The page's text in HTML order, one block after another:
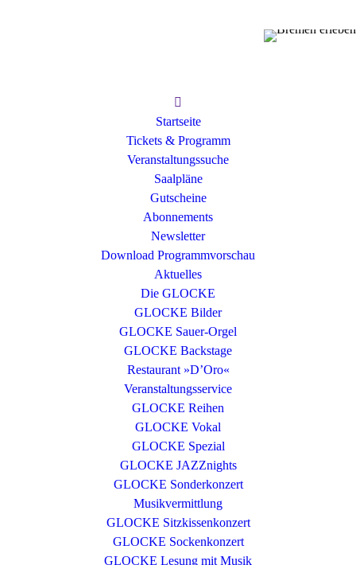
Startseite
Tickets & Programm
Veranstaltungssuche
Saalpläne
Gutscheine
Abonnements
Newsletter
Download Programmvorschau
Aktuelles
Die GLOCKE
GLOCKE Bilder
GLOCKE Sauer-Orgel
GLOCKE Backstage
Restaurant »D’Oro«
Veranstaltungsservice
GLOCKE Reihen
GLOCKE Vokal
GLOCKE Spezial
GLOCKE JAZZnights
GLOCKE Sonderkonzert
Musikvermittlung
GLOCKE Sitzkissenkonzert
GLOCKE Sockenkonzert
GLOCKE Lesung mit Musik